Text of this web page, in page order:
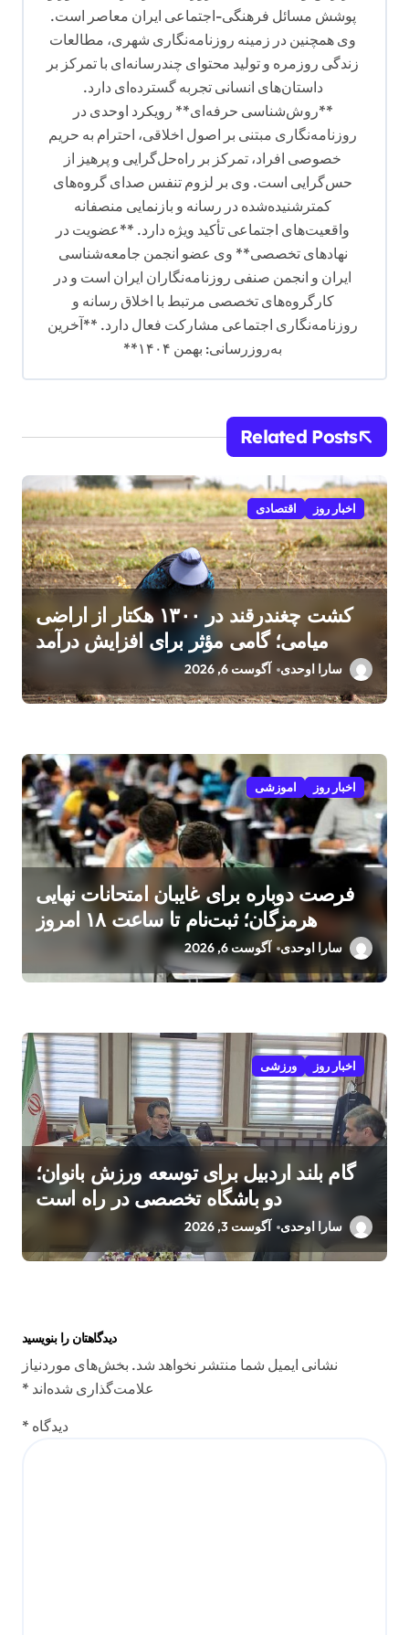
پوشش مسائل فرهنگی-اجتماعی ایران معاصر است.
وی همچنین در زمینه روزنامه‌نگاری شهری، مطالعات
زندگی روزمره و تولید محتوای چندرسانه‌ای با تمرکز بر
داستان‌های انسانی تجربه گسترده‌ای دارد.
**روش‌شناسی حرفه‌ای** رویکرد اوحدی در
روزنامه‌نگاری مبتنی بر اصول اخلاقی، احترام به حریم
خصوصی افراد، تمرکز بر راه‌حل‌گرایی و پرهیز از
حس‌گرایی است. وی بر لزوم تنفس صدای گروه‌های
کمترشنیده‌شده در رسانه و بازنمایی منصفانه
واقعیت‌های اجتماعی تأکید ویژه دارد. **عضویت در
نهادهای تخصصی** وی عضو انجمن جامعه‌شناسی
ایران و انجمن صنفی روزنامه‌نگاران ایران است و در
کارگروه‌های تخصصی مرتبط با اخلاق رسانه و
روزنامه‌نگاری اجتماعی مشارکت فعال دارد. **آخرین
به‌روزرسانی: بهمن ۱۴۰۴**
Related Posts
اخبار روز اقتصادی
کشت چغندرقند در ۱۳۰۰ هکتار از اراضی
میامی؛ گامی مؤثر برای افزایش درآمد
سارا اوحدی آگوست 6, 2026
اخبار روز اموزشی
فرصت دوباره برای غایبان امتحانات نهایی
هرمزگان؛ ثبت‌نام تا ساعت ۱۸ امروز
سارا اوحدی آگوست 6, 2026
اخبار روز ورزشی
گام بلند اردبیل برای توسعه ورزش بانوان؛
دو باشگاه تخصصی در راه است
سارا اوحدی آگوست 3, 2026
دیدگاهتان را بنویسید
نشانی ایمیل شما منتشر نخواهد شد. بخش‌های موردنیاز
علامت‌گذاری شده‌اند *
دیدگاه *